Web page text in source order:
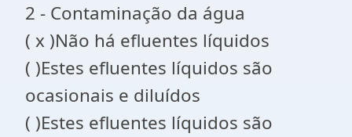
2 - Contaminação da água
( x )Não há efluentes líquidos
( )Estes efluentes líquidos são
ocasionais e diluídos
( )Estes efluentes líquidos são